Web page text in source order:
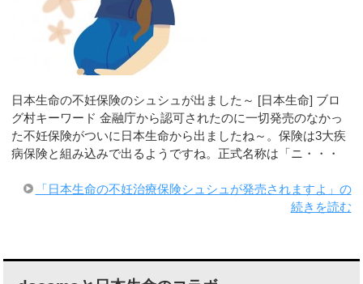
日本生命の不妊保険のシュシュが出ました～ [日本生命] ブロ
グ村キーワード 金融庁から認可されたのに一切発売のなかっ
た不妊保険がついに日本生命から出ましたね～。保険は3大疾
病保険と組み込みで出るようですね。正式名称は「ニ・・・
「日本生命の不妊治療保険シュシュが発売されますよ」の
続きを読む